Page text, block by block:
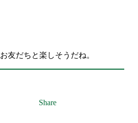
お友だちと楽しそうだね。
Share